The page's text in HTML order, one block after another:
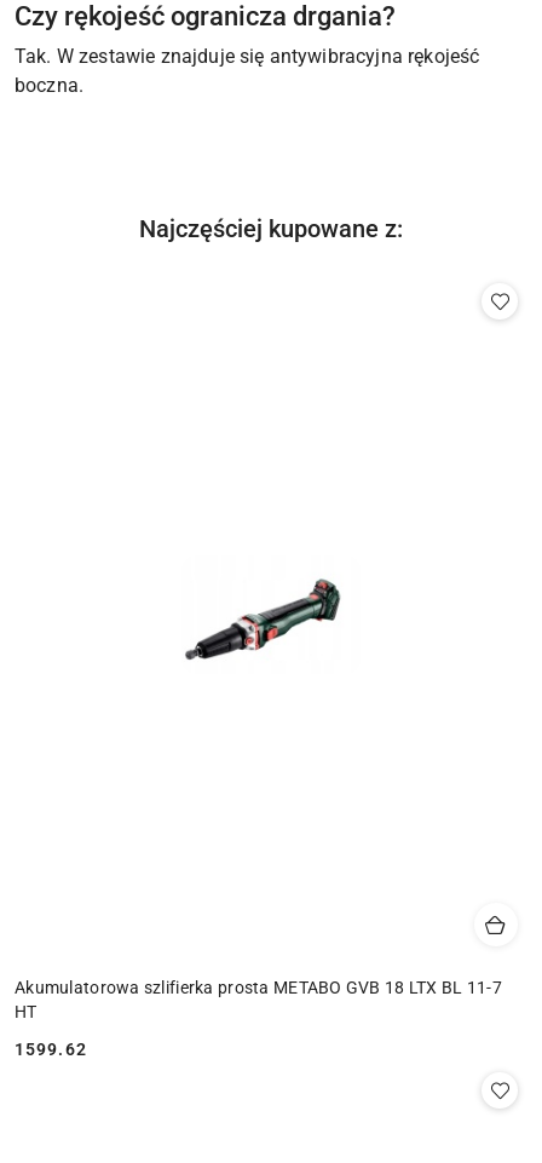
Czy rękojeść ogranicza drgania?
Tak. W zestawie znajduje się antywibracyjna rękojeść
boczna.
Pomiń karuzelę produktów
Produkty
Najczęściej kupowane z:
Akumulatorowa szlifierka prosta METABO GVB 18 LTX BL 11-7
HT
Cena:
1599.62